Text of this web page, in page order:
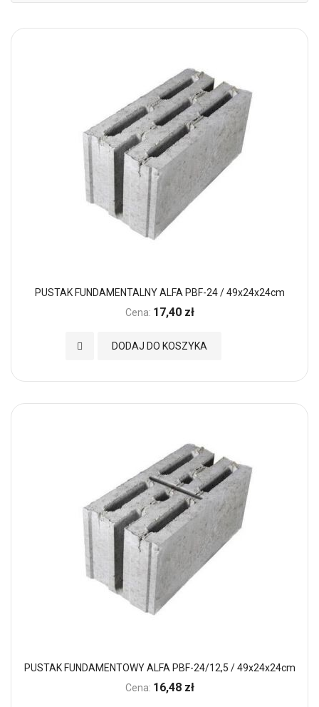
PUSTAK FUNDAMENTALNY ALFA PBF-24 / 49x24x24cm
Cena: 17,40 zł
DODAJ DO KOSZYKA
Dodaj do Ulubionych
PUSTAK FUNDAMENTOWY ALFA PBF-24/12,5 / 49x24x24cm
Cena: 16,48 zł